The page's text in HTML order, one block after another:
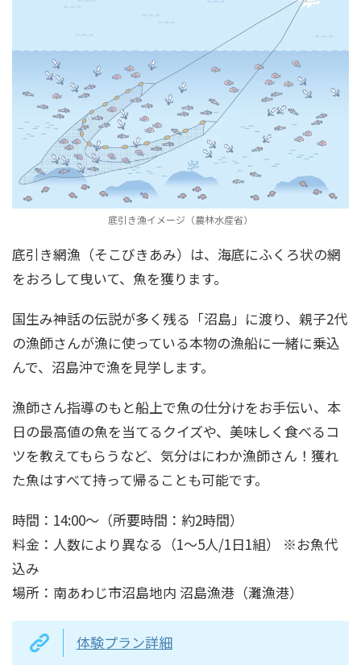
底引き漁イメージ（農林水産省）
底引き網漁（そこびきあみ）は、海底にふくろ状の網
をおろして曳いて、魚を獲ります。
国生み神話の伝説が多く残る「沼島」に渡り、親子2代
の漁師さんが漁に使っている本物の漁船に一緒に乗込
んで、沼島沖で漁を見学します。
漁師さん指導のもと船上で魚の仕分けをお手伝い、本
日の最高値の魚を当てるクイズや、美味しく食べるコ
ツを教えてもらうなど、気分はにわか漁師さん！獲れ
た魚はすべて持って帰ることも可能です。
時間：14:00～（所要時間：約2時間）
料金：人数により異なる（1～5人/1日1組） ※お魚代
込み
場所：南あわじ市沼島地内 沼島漁港（灘漁港）
体験プラン詳細